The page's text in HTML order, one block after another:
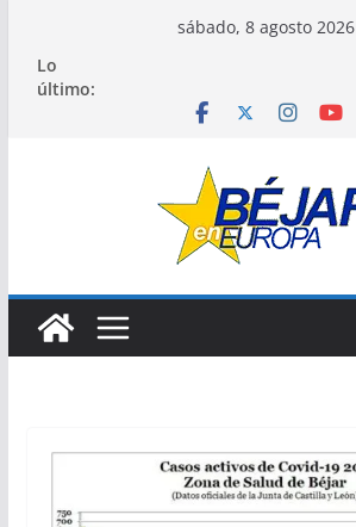
contenido
sábado, 8 agosto 2026
Lo
último: